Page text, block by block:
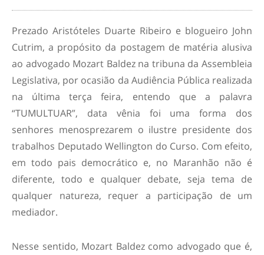
Prezado Aristóteles Duarte Ribeiro e blogueiro John
Cutrim, a propósito da postagem de matéria alusiva
ao advogado Mozart Baldez na tribuna da Assembleia
Legislativa, por ocasião da Audiência Pública realizada
na última terça feira, entendo que a palavra
“TUMULTUAR”, data vênia foi uma forma dos
senhores menosprezarem o ilustre presidente dos
trabalhos Deputado Wellington do Curso. Com efeito,
em todo pais democrático e, no Maranhão não é
diferente, todo e qualquer debate, seja tema de
qualquer natureza, requer a participação de um
mediador.
Nesse sentido, Mozart Baldez como advogado que é,